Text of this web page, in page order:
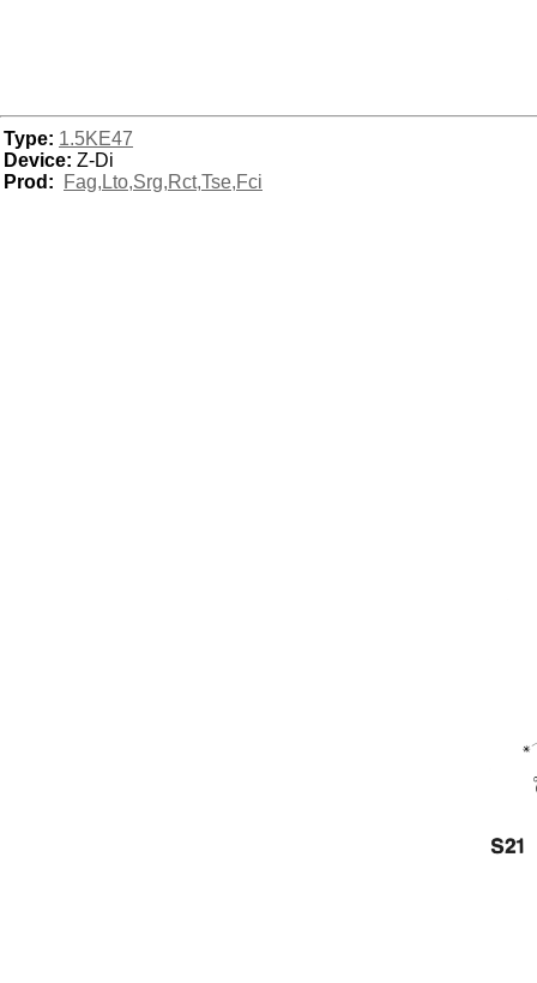
Type: 1.5KE47
Device: Z-Di
Prod:
Fag,Lto,Srg,Rct,Tse,Fci